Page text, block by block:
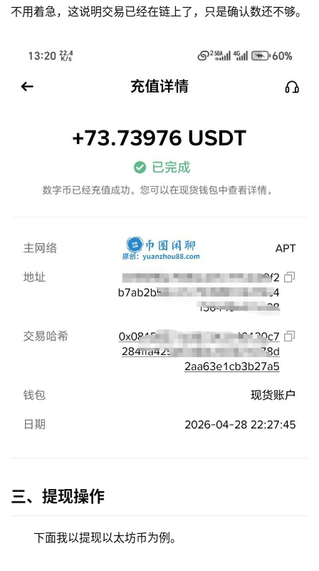
不用着急，这说明交易已经在链上了，只是确认数还不够。
三、提现操作
下面我以提现以太坊币为例。